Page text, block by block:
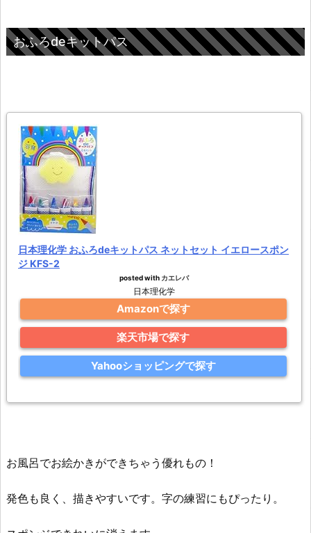
おふろdeキットパス
日本理化学 おふろdeキットパス ネットセット イエロースポン
ジ KFS-2
posted with カエレバ
日本理化学
Amazonで探す
楽天市場で探す
Yahooショッピングで探す
お風呂でお絵かきができちゃう優れもの！
発色も良く、描きやすいです。字の練習にもぴったり。